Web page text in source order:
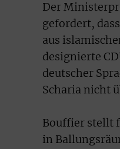
Der
gefordert,
aus
designierte
deutscher
Scharia nicht
Bouffier stellt
in